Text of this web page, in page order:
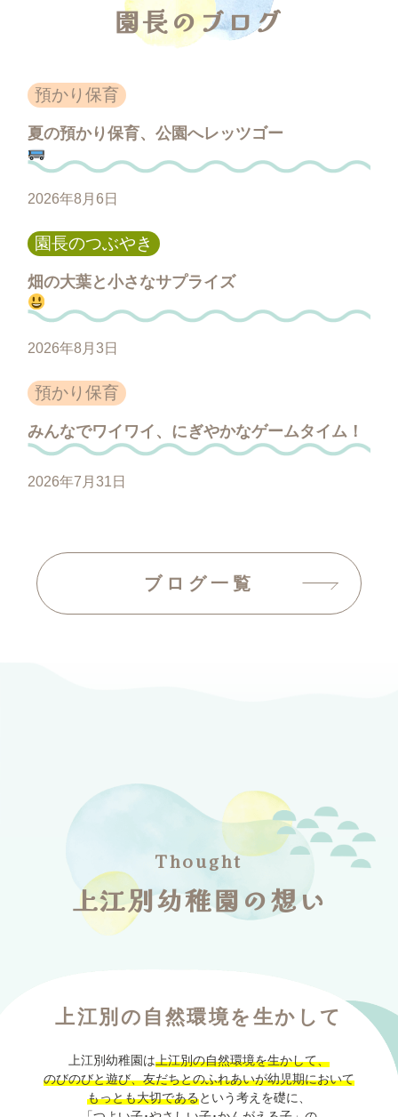
園長のブログ
預かり保育
夏の預かり保育、公園へレッツゴー
2026年8月6日
園長のつぶやき
畑の大葉と小さなサプライズ
2026年8月3日
預かり保育
みんなでワイワイ、にぎやかなゲームタイム！
2026年7月31日
ブログ一覧
上江別幼稚園の想い
上江別の自然環境を生かして
上江別幼稚園は上江別の自然環境を生かして、
のびのびと遊び、友だちとのふれあいが幼児期において
もっとも大切であるという考えを礎に、